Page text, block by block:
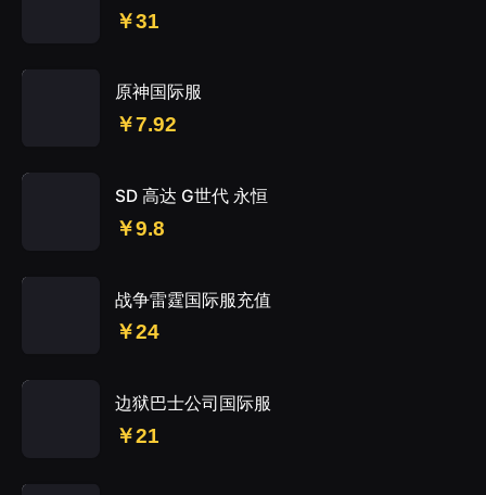
￥31
原神国际服
￥7.92
SD 高达 G世代 永恒
￥9.8
战争雷霆国际服充值
￥24
边狱巴士公司国际服
￥21